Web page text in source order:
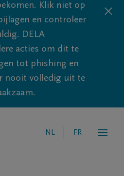
Klik niet op
en controleer
DELA
acties om dit te
tot phishing en
nooit volledig uit te
NL FR